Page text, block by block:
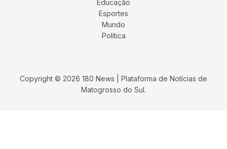
Educação
Esportes
Mundo
Política
Copyright © 2026 180 News | Plataforma de Notícias de
Matogrosso do Sul.